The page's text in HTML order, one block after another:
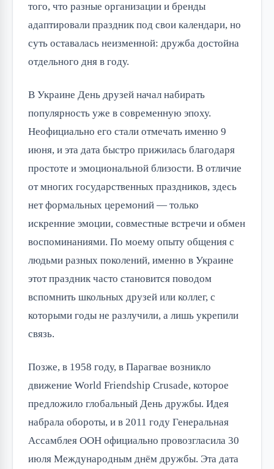
того, что разные организации и бренды
адаптировали праздник под свои календари, но
суть оставалась неизменной: дружба достойна
отдельного дня в году.
В Украине День друзей начал набирать
популярность уже в современную эпоху.
Неофициально его стали отмечать именно 9
июня, и эта дата быстро прижилась благодаря
простоте и эмоциональной близости. В отличие
от многих государственных праздников, здесь
нет формальных церемоний — только
искренние эмоции, совместные встречи и обмен
воспоминаниями. По моему опыту общения с
людьми разных поколений, именно в Украине
этот праздник часто становится поводом
вспомнить школьных друзей или коллег, с
которыми годы не разлучили, а лишь укрепили
связь.
Позже, в 1958 году, в Парагвае возникло
движение World Friendship Crusade, которое
предложило глобальный День дружбы. Идея
набрала обороты, и в 2011 году Генеральная
Ассамблея ООН официально провозгласила 30
июля Международным днём дружбы. Эта дата